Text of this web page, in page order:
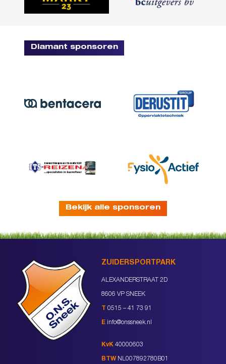
Diamant sponsoren
Bekijk alle sponsoren
ZUIDERSPORTPARK
ALEXANDERSTRAAT 2D
8606 VP SNEEK
T 0515 – 41 73 91
E info@onssneek.nl
KvK 40000603
BTW NL007892780B01